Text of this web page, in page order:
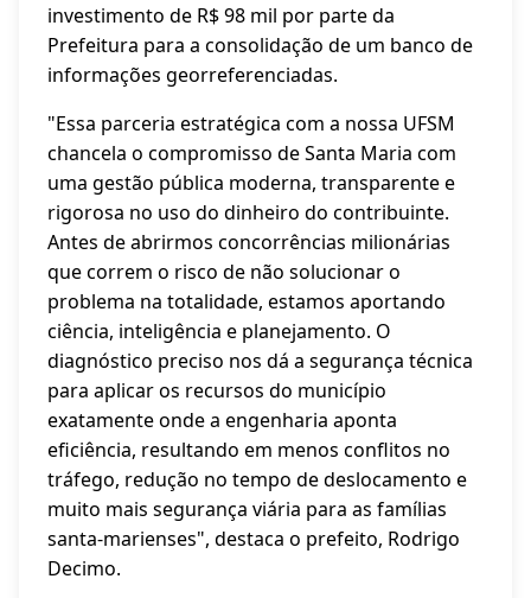
investimento de R$ 98 mil por parte da
Prefeitura para a consolidação de um banco de
informações georreferenciadas.
"Essa parceria estratégica com a nossa UFSM
chancela o compromisso de Santa Maria com
uma gestão pública moderna, transparente e
rigorosa no uso do dinheiro do contribuinte.
Antes de abrirmos concorrências milionárias
que correm o risco de não solucionar o
problema na totalidade, estamos aportando
ciência, inteligência e planejamento. O
diagnóstico preciso nos dá a segurança técnica
para aplicar os recursos do município
exatamente onde a engenharia aponta
eficiência, resultando em menos conflitos no
tráfego, redução no tempo de deslocamento e
muito mais segurança viária para as famílias
santa-marienses", destaca o prefeito, Rodrigo
Decimo.